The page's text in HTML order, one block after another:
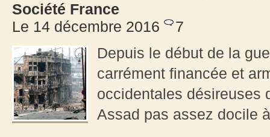
Société France
Le 14 décembre 2016
7
Depuis le début de la
carrément financée et
occidentales désireuses
Assad pas assez docile